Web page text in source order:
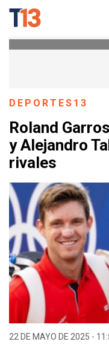
DEPORTES13
Roland
y Alejandro
rivales
22 DE MAYO DE 2025 -